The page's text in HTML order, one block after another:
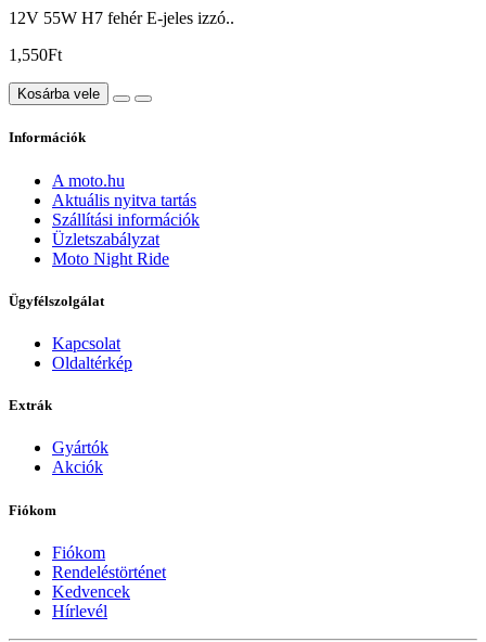
12V 55W H7 fehér E-jeles izzó..
1,550Ft
Kosárba vele
Információk
A moto.hu
Aktuális nyitva tartás
Szállítási információk
Üzletszabályzat
Moto Night Ride
Ügyfélszolgálat
Kapcsolat
Oldaltérkép
Extrák
Gyártók
Akciók
Fiókom
Fiókom
Rendeléstörténet
Kedvencek
Hírlevél